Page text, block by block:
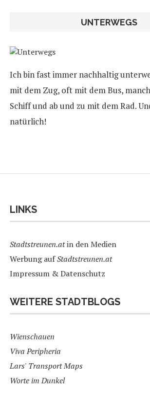
UNTERWEGS
Ich bin fast immer nachhaltig
mit dem Zug, oft mit dem Bus,
Schiff und ab und zu mit dem Rad.
natürlich!
LINKS
Stadtstreunen.atin den Medien
Werbung aufStadtstreunen.at
Impressum & Datenschutz
WEITERE STADTBLOGS
Wienschauen
Viva Peripheria
Lars' Transport Maps
Worte im Dunkel